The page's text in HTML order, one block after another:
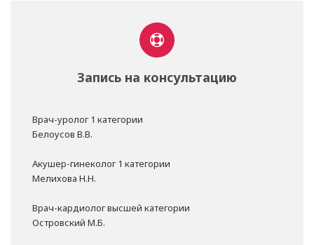
Запись на консультацию
Врач-уролог 1 категории
Белоусов В.В.
Акушер-гинеколог 1 категории
Мелихова Н.Н.
Врач-кардиолог высшей категории
Островский М.Б.